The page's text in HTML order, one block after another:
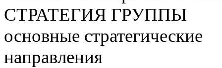
СТРАТЕГИЯ ГРУППЫ
основные стратегические
направления